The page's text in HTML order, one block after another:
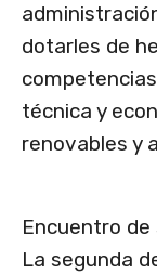
dotarles de
técnica y
renovables y
Encuentro
La segunda